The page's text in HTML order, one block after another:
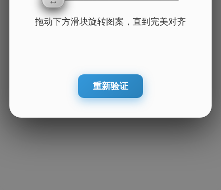
拖动下方滑块旋转图案，直到完美对齐
重新验证